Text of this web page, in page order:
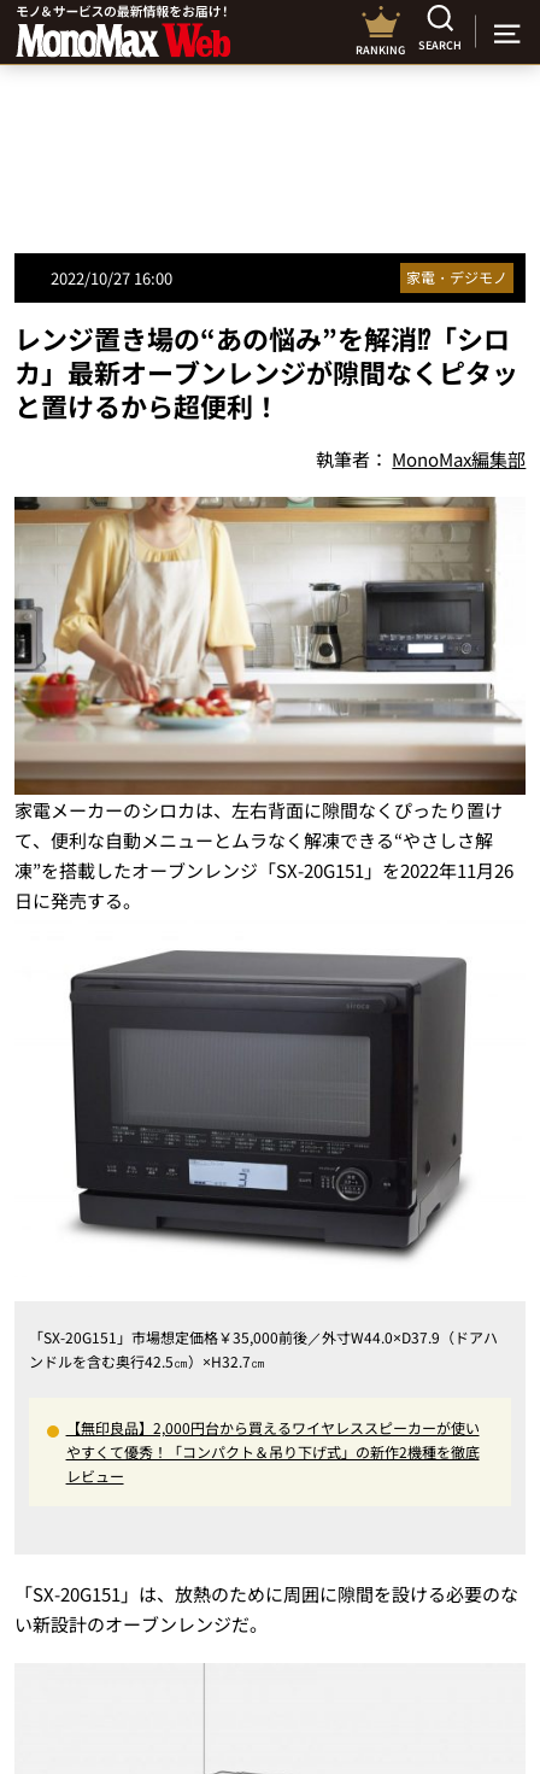
RANKING SEARCH
2022/10/27 16:00 家電・デジモノ
レンジ置き場の“あの悩み”を解消⁉「シロ
カ」最新オーブンレンジが隙間なくピタッ
と置けるから超便利！
執筆者： MonoMax編集部
家電メーカーのシロカは、左右背面に隙間なくぴったり置け
て、便利な自動メニューとムラなく解凍できる“やさしさ解
凍”を搭載したオーブンレンジ「SX-20G151」を2022年11月26
日に発売する。
「SX-20G151」市場想定価格￥35,000前後／外寸W44.0×D37.9（ドアハ
ンドルを含む奥行42.5㎝）×H32.7㎝
【無印良品】2,000円台から買えるワイヤレススピーカーが使い
やすくて優秀！「コンパクト＆吊り下げ式」の新作2機種を徹底
レビュー
「SX-20G151」は、放熱のために周囲に隙間を設ける必要のな
い新設計のオーブンレンジだ。